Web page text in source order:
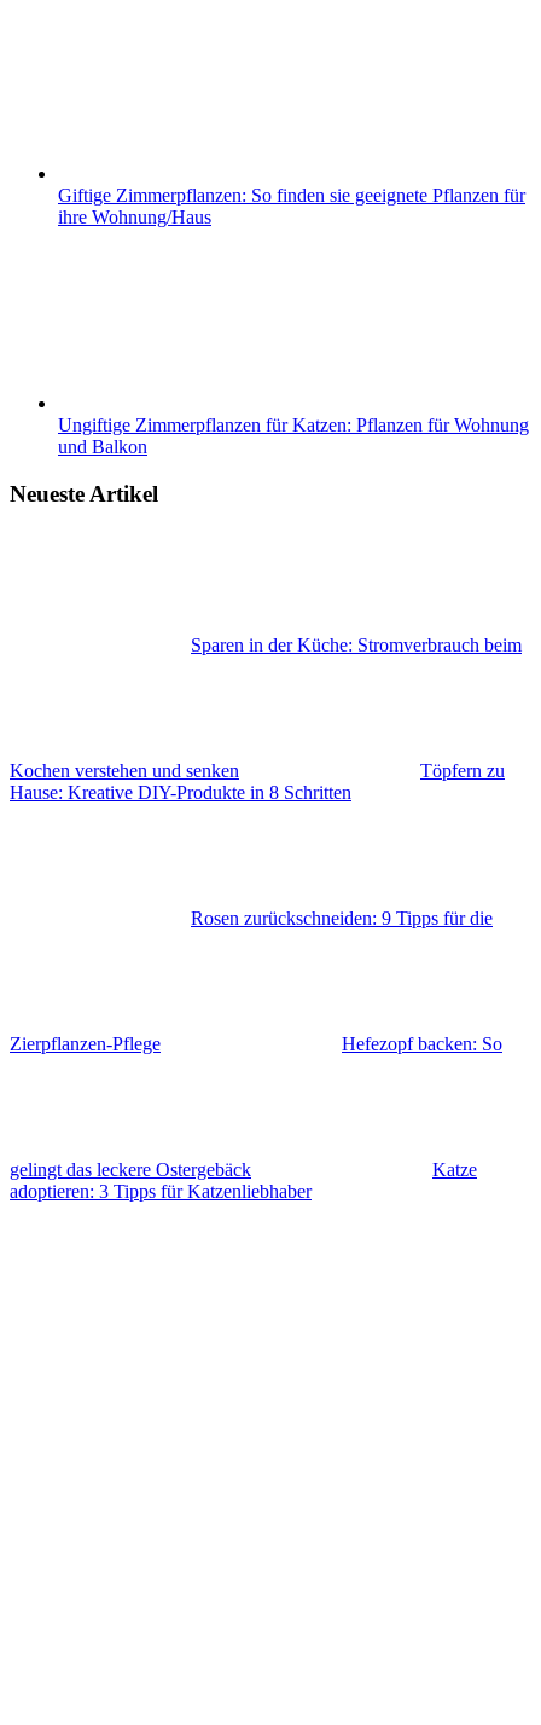
Giftige Zimmerpflanzen: So finden sie geeignete Pflanzen für
ihre Wohnung/Haus
Ungiftige Zimmerpflanzen für Katzen: Pflanzen für Wohnung
und Balkon
Neueste Artikel
Sparen in der Küche: Stromverbrauch beim
Kochen verstehen und senken
Töpfern zu
Hause: Kreative DIY-Produkte in 8 Schritten
Rosen zurückschneiden: 9 Tipps für die
Zierpflanzen-Pflege Hefezopf backen: So
gelingt das leckere Ostergebäck
Katze
adoptieren: 3 Tipps für Katzenliebhaber